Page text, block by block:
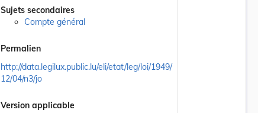
Sujets secondaires
Compte général
Permalien
http://data.legilux.public.lu/eli/etat/leg/loi/1949/
12/04/n3/jo
Version applicable